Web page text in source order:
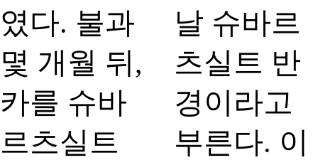
였다. 불과
몇 개월 뒤,
카를 슈바
르츠실트
날 슈바르
츠실트 반
경이라고
부른다. 이